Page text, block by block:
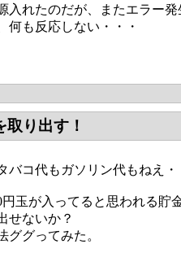
入れたのだが、またエラー発
何も反応しない・・・
り出す！
バコ代もガソリン代もねえ・
玉が入ってると思われる貯
せないか？
ググってみた。